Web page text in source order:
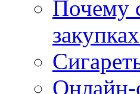
Почему
Онлайн-